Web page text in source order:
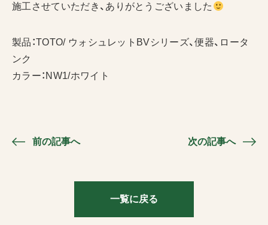
施工させていただき、ありがとうございました
製品：TOTO/ ウォシュレットBVシリーズ、便器、ロータ
ンク
カラー：NW1/ホワイト
前の記事へ 次の記事へ
一覧に戻る